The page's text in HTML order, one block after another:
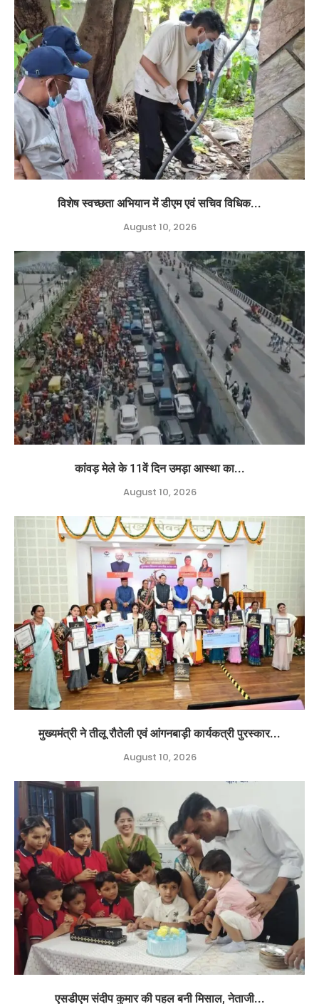
विशेष स्वच्छता अभियान में डीएम एवं सचिव विधिक...
August 10, 2026
कांवड़ मेले के 11वें दिन उमड़ा आस्था का...
August 10, 2026
मुख्यमंत्री ने तीलू रौतेली एवं आंगनबाड़ी कार्यकत्री पुरस्कार...
August 10, 2026
एसडीएम संदीप कुमार की पहल बनी मिसाल, नेताजी...